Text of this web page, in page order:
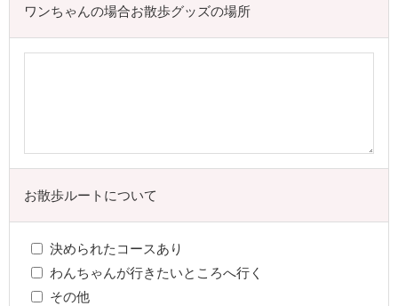
ワンちゃんの場合お散歩グッズの場所
お散歩ルートについて
決められたコースあり
わんちゃんが行きたいところへ行く
その他